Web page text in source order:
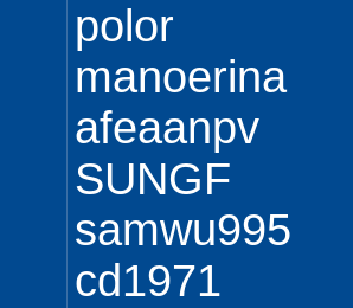
polor
manoerina
afeaanpv
SUNGF
samwu995
cd1971